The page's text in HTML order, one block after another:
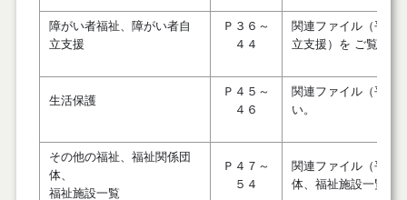
障がい者福祉、障がい者自
立支援
Ｐ３６～
４４
関連ファイル（平成
立支援）を ご覧くだ
生活保護
Ｐ４５～
４６
関連ファイル（平成
い。
その他の福祉、福祉関係団
体、
福祉施設一覧
Ｐ４７～
５４
関連ファイル（平成
体、福祉施設一覧）